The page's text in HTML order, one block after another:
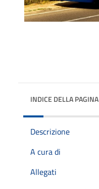
INDICE DELLA PAGINA
Descrizione
A cura di
Allegati